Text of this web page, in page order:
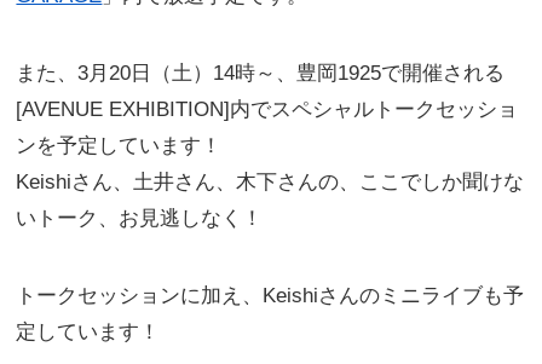
また、3月20日（土）14時～、豊岡1925で開催される
[AVENUE EXHIBITION]内でスペシャルトークセッショ
ンを予定しています！
Keishiさん、土井さん、木下さんの、ここでしか聞けな
いトーク、お見逃しなく！
トークセッションに加え、Keishiさんのミニライブも予
定しています！